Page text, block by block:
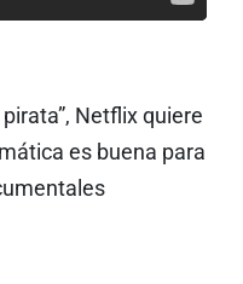
Netflix quiere
es buena para